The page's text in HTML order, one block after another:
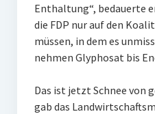
Enthaltung“, bedauerte
die FDP nur auf den
müssen, in dem es
nehmen Glyphosat bis
Das ist jetzt Schnee von
gab das